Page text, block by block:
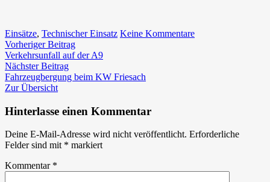
Einsätze, Technischer Einsatz Keine Kommentarezu
Beitragsnavigation
Vorheriger BeitragVorheriger
Beitrag:
Verkehrsunfall auf der A9
Nächster BeitragNächster
Beitrag:
Fahrzeugbergung beim KW Friesach
Zur Übersicht
Hinterlasse einen Kommentar
Deine E-Mail-Adresse wird nicht veröffentlicht. Erforderliche
Felder sind mit * markiert
Kommentar *